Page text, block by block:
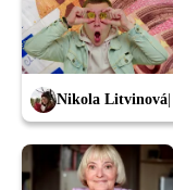
Nikola Litvinová